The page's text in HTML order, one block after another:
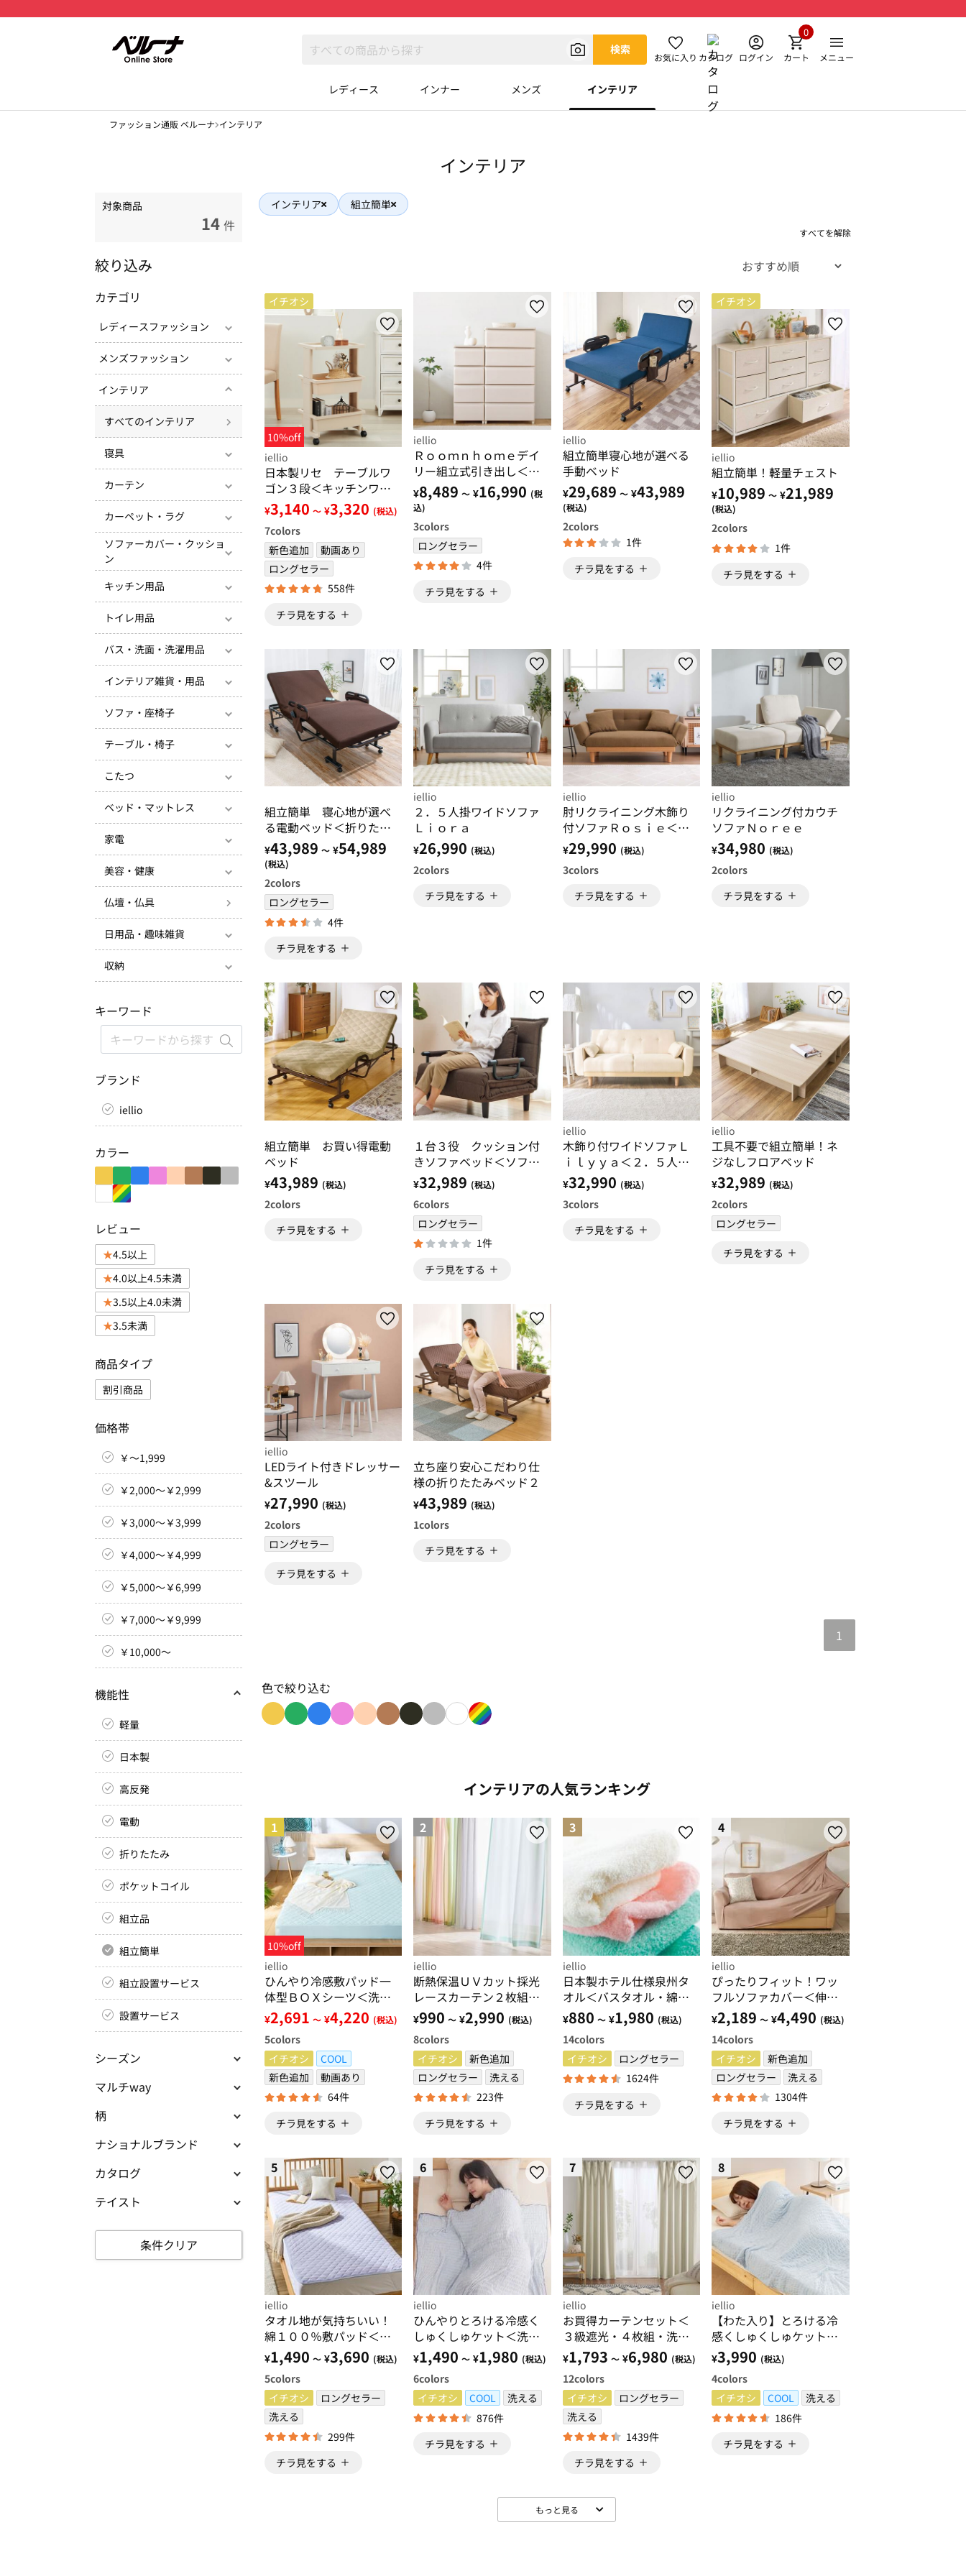
検索
お気に入り カタログ ログイン カート
0
メニュー
レディース インナー メンズ インテリア
ファッション通販 ベルーナ インテリア
インテリア
対象商品
14 件
絞り込み
カテゴリ
レディースファッション
メンズファッション
インテリア
すべてのインテリア
寝具
カーテン
カーペット・ラグ
ソファーカバー・クッショ
ン
キッチン用品
トイレ用品
バス・洗面・洗濯用品
インテリア雑貨・用品
ソファ・座椅子
テーブル・椅子
こたつ
ベッド・マットレス
家電
美容・健康
仏壇・仏具
日用品・趣味雑貨
収納
キーワード
ブランド
iellio
カラー
レビュー
4.5以上
4.0以上4.5未満
3.5以上4.0未満
3.5未満
商品タイプ
割引商品
価格帯
￥～1,999
￥2,000～￥2,999
￥3,000～￥3,999
￥4,000～￥4,999
￥5,000～￥6,999
￥7,000～￥9,999
￥10,000～
機能性
軽量
日本製
高反発
電動
折りたたみ
ポケットコイル
組立品
組立簡単
組立設置サービス
設置サービス
シーズン
マルチway
柄
ナショナルブランド
カタログ
テイスト
条件クリア
インテリア 組立簡単
すべてを解除
イチオシ
10%off
iellio
日本製リセ テーブルワ
ゴン３段＜キッチンワゴ
ン・バスケットトローリ
ー・ラック・省スペー
ス・小物収納＞
¥3,140 ～ ¥3,320 (税込)
7colors
新色追加
動画あり
ロングセラー
558件
チラ見をする
iellio
Ｒｏｏｍｎｈｏｍｅデイ
リー組立式引き出し＜収
納チェスト・大容量たん
す・衣装ケース・収納
棚・衣類収納・韓国イン
テリア＞
¥8,489 ～ ¥16,990 (税
込)
3colors
ロングセラー
4件
チラ見をする
iellio
組立簡単寝心地が選べる
手動ベッド
¥29,689 ～ ¥43,989
(税込)
2colors
1件
チラ見をする
イチオシ
iellio
組立簡単！軽量チェスト
¥10,989 ～ ¥21,989
(税込)
2colors
1件
チラ見をする
組立簡単 寝心地が選べ
る電動ベッド＜折りたた
みベッド コンパクトベ
ッド 折り畳みベッド
リクライニングベッド＞
¥43,989 ～ ¥54,989
(税込)
2colors
ロングセラー
4件
チラ見をする
iellio
２．５人掛ワイドソファ
Ｌｉｏｒａ
¥26,990 (税込)
2colors
チラ見をする
iellio
肘リクライニング木飾り
付ソファＲｏｓｉｅ＜
１．５人掛＞
¥29,990 (税込)
3colors
チラ見をする
iellio
リクライニング付カウチ
ソファＮｏｒｅｅ
¥34,980 (税込)
2colors
チラ見をする
組立簡単 お買い得電動
ベッド
¥43,989 (税込)
2colors
チラ見をする
１台３役 クッション付
きソファベッド＜ソファ
ーベッド・ベット・リク
ライニング・一人掛け・
シンプル・無地＞
¥32,989 (税込)
6colors
ロングセラー
1件
チラ見をする
iellio
木飾り付ワイドソファＬ
ｉｌｙｙａ＜２．５人掛
＞
¥32,990 (税込)
3colors
チラ見をする
iellio
工具不要で組立簡単！ネ
ジなしフロアベッド
¥32,989 (税込)
2colors
ロングセラー
チラ見をする
iellio
LEDライト付きドレッサー
&スツール
¥27,990 (税込)
2colors
ロングセラー
チラ見をする
立ち座り安心こだわり仕
様の折りたたみベッド２
¥43,989 (税込)
1colors
チラ見をする
1
色で絞り込む
インテリアの人気ランキング
1
10%off
iellio
ひんやり冷感敷パッド一
体型ＢＯＸシーツ＜洗え
る・接触冷感・抗菌防
臭・時短・家事楽・ボッ
クスシーツ・寝苦しさ対
策＞
¥2,691 ～ ¥4,220 (税込)
5colors
イチオシ
COOL
新色追加
動画あり
64件
チラ見をする
2
iellio
断熱保温ＵＶカット採光
レースカーテン２枚組＜
夜も見えにくい・透けに
くい・省エネ節電＞
¥990 ～ ¥2,990 (税込)
8colors
イチオシ
新色追加
ロングセラー
洗える
223件
チラ見をする
3
iellio
日本製ホテル仕様泉州タ
オル＜バスタオル・綿１
００％・フェイスタオ
ル・ハンドタオル・ホテ
ルタイプ・吸水・泉州産
＞
¥880 ～ ¥1,980 (税込)
14colors
イチオシ
ロングセラー
1624件
チラ見をする
4
iellio
ぴったりフィット！ワッ
フルソファカバー＜伸
縮・取付簡単・洗える・
ソファーカバー・１人
掛・２人掛・３人掛＞
¥2,189 ～ ¥4,490 (税込)
14colors
イチオシ
新色追加
ロングセラー
洗える
1304件
チラ見をする
5
iellio
タオル地が気持ちいい！
綿１００％敷パッド＜洗
える・乾きやすい・オー
ルシーズン・天然素材＞
¥1,490 ～ ¥3,690 (税込)
5colors
イチオシ
ロングセラー
洗える
299件
チラ見をする
6
iellio
ひんやりとろける冷感く
しゅくしゅケット＜洗え
る・乾きやすい・冷房対
策・ハーフ・シングル・
肌掛け＞
¥1,490 ～ ¥1,980 (税込)
6colors
イチオシ
COOL
洗える
876件
チラ見をする
7
iellio
お買得カーテンセット＜
３級遮光・４枚組・洗え
る・既製サイズ・無地＞
¥1,793 ～ ¥6,980 (税込)
12colors
イチオシ
ロングセラー
洗える
1439件
チラ見をする
8
iellio
【わた入り】とろける冷
感くしゅくしゅケット＜
ふんわり・とろとろ・洗
える・クール・ひんやり
ケット・接触冷感・肌掛
け布団＞
¥3,990 (税込)
4colors
イチオシ
COOL
洗える
186件
チラ見をする
もっと見る